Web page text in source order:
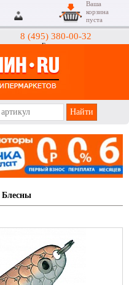
8 (495) 380-00-32
Гипермаркеты
Ваша
корзина
пуста
Блесны